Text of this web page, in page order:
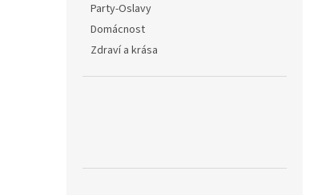
Party-Oslavy
Domácnost
Zdraví a krása